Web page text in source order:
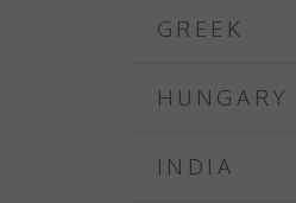
GREEK
HUNGARY
INDIA